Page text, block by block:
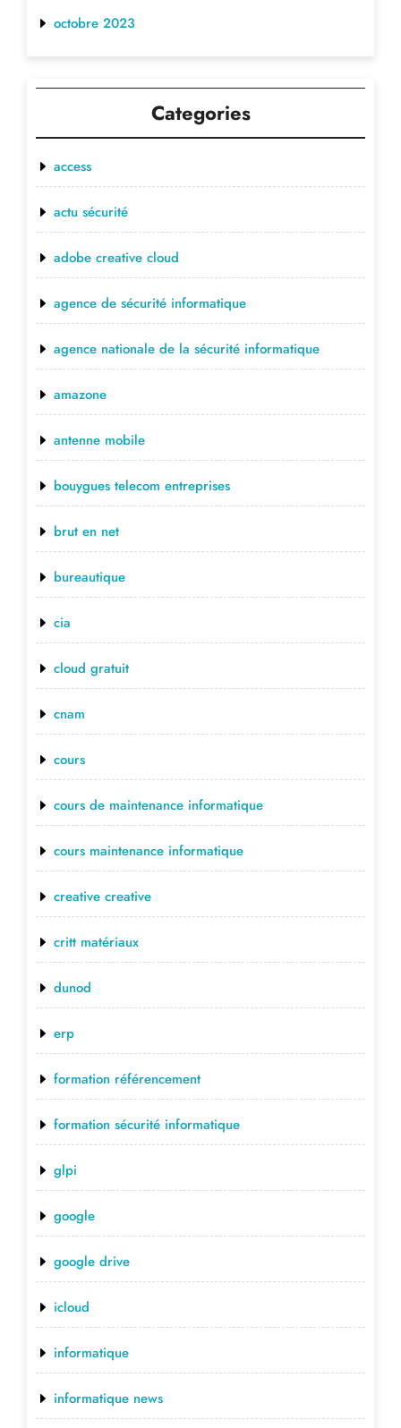
octobre 2023
Categories
access
actu sécurité
adobe creative cloud
agence de sécurité informatique
agence nationale de la sécurité informatique
amazone
antenne mobile
bouygues telecom entreprises
brut en net
bureautique
cia
cloud gratuit
cnam
cours
cours de maintenance informatique
cours maintenance informatique
creative creative
critt matériaux
dunod
erp
formation référencement
formation sécurité informatique
glpi
google
google drive
icloud
informatique
informatique news